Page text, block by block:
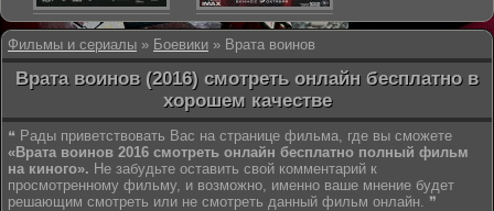
Фильмы и сериалы » Боевики » Врата воинов
Врата воинов (2016) смотреть онлайн бесплатно в
хорошем качестве
❝ Рады приветствовать Вас на странице фильма, где вы сможете
«Врата воинов 2016 смотреть онлайн бесплатно полный фильм
на киного». Не забудьте оставить свой комментарий к
просмотренному фильму, и возможно, именно ваше мнение будет
решающим смотреть или не смотреть данный фильм онлайн. ❞